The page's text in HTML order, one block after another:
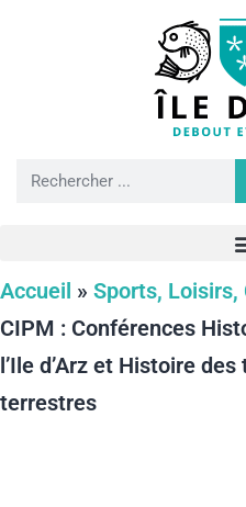
Accueil » Sports, Loisirs,
CIPM : Conférences
l’Ile d’Arz et Histoire
terrestres